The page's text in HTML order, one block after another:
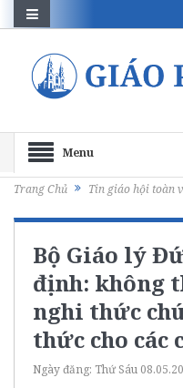
Menu
Trang Chủ Tin giáo hội toàn
Bộ Giáo lý
định: không
nghi thức
thức cho các
Ngày đăng: Thứ Sáu